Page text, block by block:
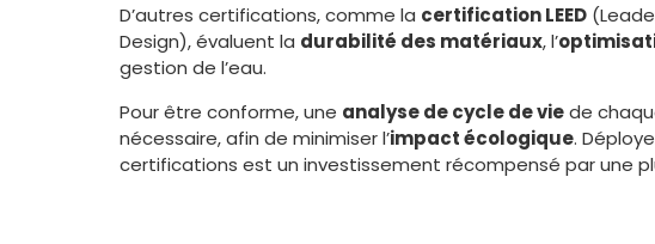
D’autres certifications, comme la certification LEED
Design), évaluent la durabilité des matériaux, l’
gestion de l’eau.
Pour être conforme, une analyse de cycle de viede
nécessaire, afin de minimiser l’impact écologique.
certifications est un investissement récompensé par une